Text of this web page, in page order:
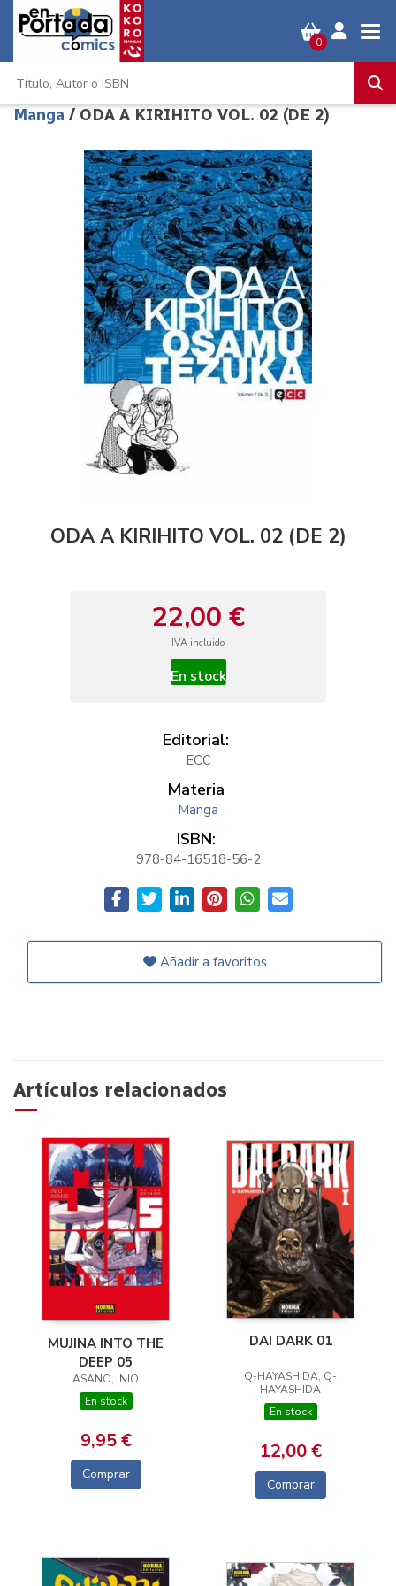
0
Manga / ODA A KIRIHITO VOL. 02 (DE 2)
ODA A KIRIHITO VOL. 02 (DE 2)
22,00 €
IVA incluido
En stock
Editorial:
ECC
Materia
Manga
ISBN:
978-84-16518-56-2
Añadir a favoritos
Artículos relacionados
MUJINA INTO THE
DEEP 05
ASANO, INIO
En stock
9,95 €
Comprar
DAI DARK 01
Q-HAYASHIDA, Q-
HAYASHIDA
En stock
12,00 €
Comprar